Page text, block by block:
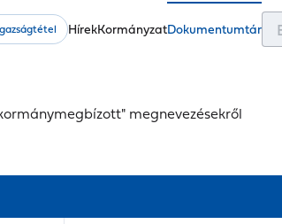
Fő
HírekKormányzatDokumentumtár
megnevezésekről